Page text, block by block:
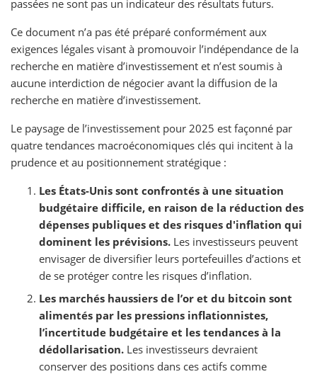
passées ne sont pas un indicateur des résultats futurs.
Ce document n’a pas été préparé conformément aux
exigences légales visant à promouvoir l’indépendance de la
recherche en matière d’investissement et n’est soumis à
aucune interdiction de négocier avant la diffusion de la
recherche en matière d’investissement.
Le paysage de l’investissement pour 2025 est façonné par
quatre tendances macroéconomiques clés qui incitent à la
prudence et au positionnement stratégique :
Les États-Unis sont confrontés à une situation
budgétaire difficile, en raison de la réduction des
dépenses publiques et des risques d'inflation qui
dominent les prévisions. Les investisseurs peuvent
envisager de diversifier leurs portefeuilles d’actions et
de se protéger contre les risques d’inflation.
Les marchés haussiers de l’or et du bitcoin sont
alimentés par les pressions inflationnistes,
l’incertitude budgétaire et les tendances à la
dédollarisation. Les investisseurs devraient
conserver des positions dans ces actifs comme